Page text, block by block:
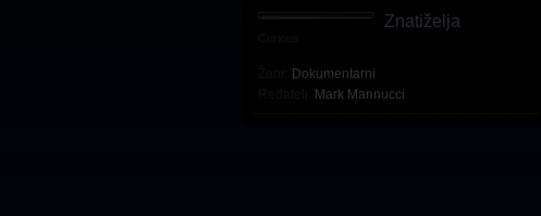
Znatiželja
Dokumentarni
Mark Mannucci